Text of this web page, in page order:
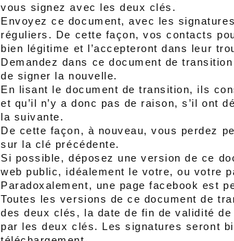
vous signez avec les deux clés.
Envoyez ce document, avec les
réguliers. De cette façon, vos contacts
bien légitime et l’accepteront dans leur
Demandez dans ce document de
de signer la nouvelle.
En lisant le document de transition, ils
et qu’il n’y a donc pas de raison, s’il ont
la suivante.
De cette façon, à nouveau, vous perdez
sur la clé précédente.
Si possible, déposez une version de ce
web public, idéalement le votre, ou votre
Paradoxalement, une page facebook est
Toutes les versions de ce document de
des deux clés, la date de fin de validité
par les deux clés. Les signatures seront